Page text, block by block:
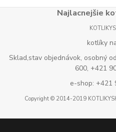
Najlacnejšie
kotlíky
Sklad,stav objednávok, osobný
600, +421
e-shop: +421
Copyright © 2014-2019